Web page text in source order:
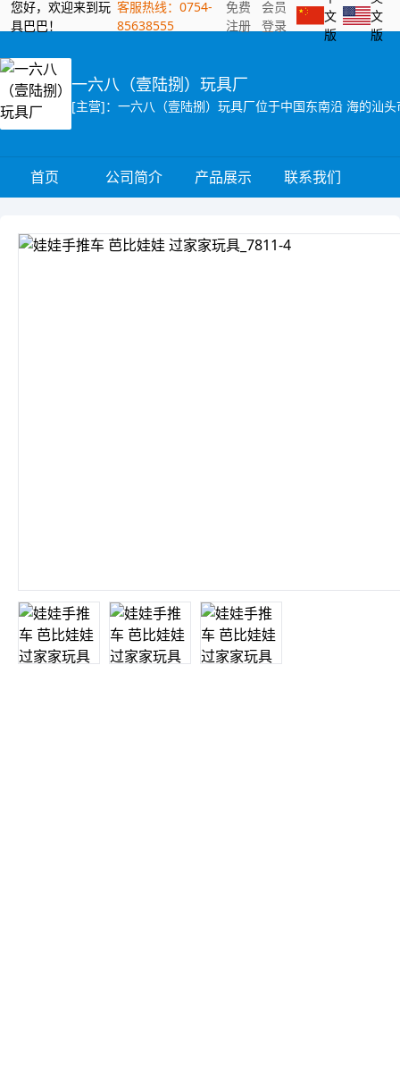
您好，欢迎来到玩
具巴巴！
客服热线：0754-
85638555
免费
注册
会员
登录
文
版
文
版
一六八（壹陆捌）玩具厂
首页 公司简介 产品展示 联系我们